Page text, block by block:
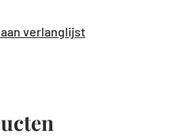
verlanglijst